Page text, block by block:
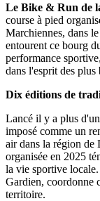
Le Bike & Run de
course à pied
Marchiennes, dans
entourent ce bourg
performance
dans l'esprit des
Dix éditions de
Lancé il y a plus
imposé comme un
air dans la région de
organisée en 2025
la vie sportive
Gardien, coordonne
territoire.